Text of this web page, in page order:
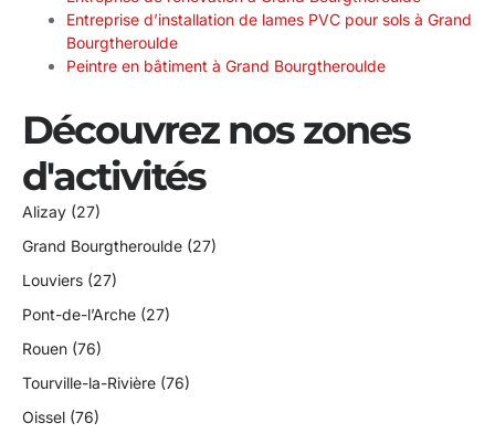
Entreprise d’installation de lames PVC pour sols à Grand
Bourgtheroulde
Peintre en bâtiment à Grand Bourgtheroulde
Découvrez nos zones
d'activités
Alizay (27)
Grand Bourgtheroulde (27)
Louviers (27)
Pont-de-l’Arche (27)
Rouen (76)
Tourville-la-Rivière (76)
Oissel (76)